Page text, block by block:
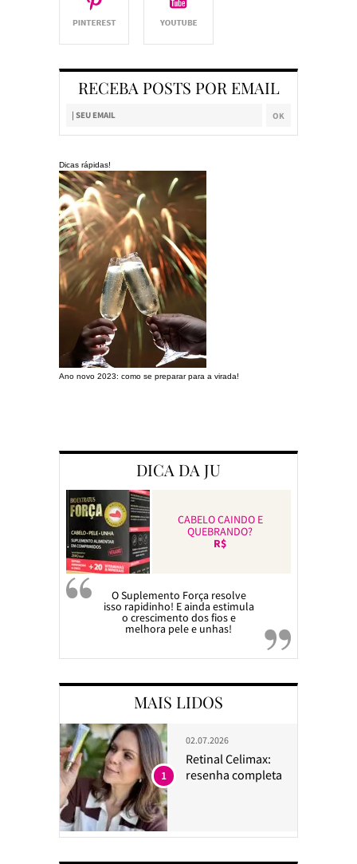
RECEBA POSTS POR EMAIL
Dicas rápidas!
Ano novo 2023: como se preparar para a virada!
DICA DA JU
CABELO CAINDO E
QUEBRANDO?
R$
O Suplemento Força resolve
isso rapidinho! E ainda estimula
o crescimento dos fios e
melhora pele e unhas!
MAIS LIDOS
02.07.2026
Retinal Celimax:
resenha completa
1